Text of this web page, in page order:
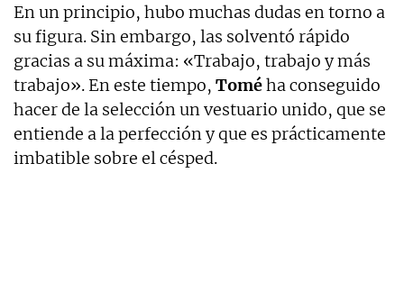
En un principio, hubo muchas dudas en torno a
su figura. Sin embargo, las solventó rápido
gracias a su máxima: «Trabajo, trabajo y más
trabajo». En este tiempo, Toméha conseguido
hacer de la selección un vestuario unido, que se
entiende a la perfección y que es prácticamente
imbatible sobre el césped.